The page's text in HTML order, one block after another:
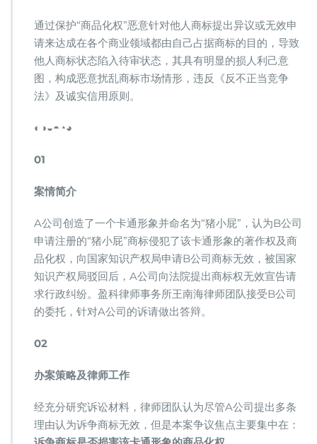
商
品
化
权
还
通过保护“商品化权”恶意针对他人商标提出异议或无效申
请来达成在各个商业领域都由自己占据商标的目的，导致
他人商标状态陷入待审状态，其具有明显的损人利己意
图，构成恶意扰乱商标市场情形，违反《反不正当竞争
法》及诚实信用原则。
◐◑◒◓◔◕
01
案情简介
A公司创造了一个卡通形象并命名为“猪小屁”，认为B公司
申请注册的“猪小屁”商标侵犯了该卡通形象的著作权及商
品化权，向国家知识产权局申请B公司商标无效，被国家
知识产权局驳回后，A公司向法院提出商标权无效宣告请
求行政纠纷。盈科律师事务所王南海律师团队接受B公司
的委托，针对A公司的诉请做出答辩。
02
办案策略及律师工作
经充分研究诉讼材料，律师团队认为尽管A公司提出多条
理由认为诉争商标无效，但是本案争议焦点主要集中在：